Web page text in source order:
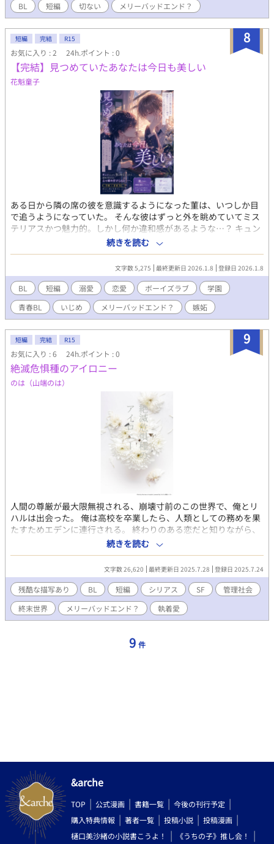
BL 短編 切ない メリーバッドエンド？
8
短編 完結 R15
お気に入り : 2 24h.ポイント : 0
【完結】見つめていたあなたは今日も美しい
花魁童子
ある日から隣の席の彼を意識するようになった菫は、いつしか目
で追うようになっていた。 そんな彼はずっと外を眺めていてミス
テリアスかつ魅力的。しかし何か違和感があるような…？ キュン
としたり、実は切なかったり。意味が分かると心を締め付けられ
る。 学園を舞台に書かれた恋愛ストーリー 好評であれば続きを書
続きを読む
文字数 5,275 最終更新日 2026.1.8 登録日 2026.1.8
BL 短編 溺愛 恋愛 ボーイズラブ
学園
青春BL
いじめ メリーバッドエンド？ 嫉妬
9
短編 完結 R15
お気に入り : 6 24h.ポイント : 0
絶滅危惧種のアイロニー
のは（山端のは）
人間の尊厳が最大限無視される、崩壊寸前のこの世界で、俺とリ
ハルは出会った。 俺は高校を卒業したら、人類としての務めを果
たすためエデンに連行される。 終わりのある恋だと知りながら、
俺たちは誰もいない校舎で秘密の触れ合いをした。それが二人
の、悪巧みの始まりだった。 ディストピアBLです。 小説家になろ
うにも掲載しております
続きを読む
文字数 26,620 最終更新日 2025.7.28 登録日 2025.7.24
残酷な描写あり BL 短編 シリアス SF
管理社会
終末世界
メリーバッドエンド？ 執着愛
9 件
&arche
TOP 公式漫画 書籍一覧
今後の刊行予定
購入特典情報
著者一覧 投稿小説
投稿漫画
樋口美沙緒の小説書こうよ！
《うちの子》推し会！